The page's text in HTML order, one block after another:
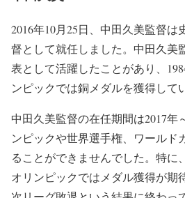
2016年10月25日、中田久美監督は
督として就任しました。中田久美
表として活躍したことがあり、
ンピックでは銅メダルを獲得して
中田久美監督の在任期間は2017年
ンピックや世界選手権、ワールド
ることができませんでした。特に
オリンピックではメダル獲得が期